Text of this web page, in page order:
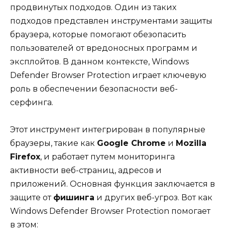
продвинутых подходов. Один из таких
подходов представлен инструментами защиты
браузера, которые помогают обезопасить
пользователей от вредоносных программ и
эксплойтов. В данном контексте, Windows
Defender Browser Protection играет ключевую
роль в обеспечении безопасности веб-
серфинга.
Этот инструмент интегрирован в популярные
браузеры, такие как Google Chrome и Mozilla
Firefox, и работает путем мониторинга
активности веб-страниц, адресов и
приложений. Основная функция заключается в
защите от фишинга и других веб-угроз. Вот как
Windows Defender Browser Protection помогает
в этом: